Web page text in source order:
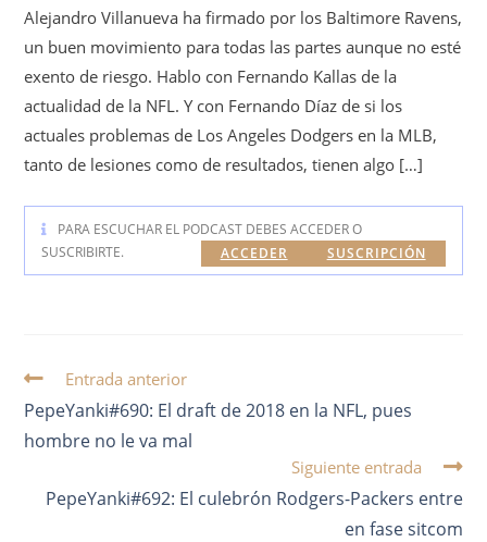
Alejandro Villanueva ha firmado por los Baltimore Ravens,
un buen movimiento para todas las partes aunque no esté
exento de riesgo. Hablo con Fernando Kallas de la
actualidad de la NFL. Y con Fernando Díaz de si los
actuales problemas de Los Angeles Dodgers en la MLB,
tanto de lesiones como de resultados, tienen algo […]
PARA ESCUCHAR EL PODCAST DEBES ACCEDER O
SUSCRIBIRTE.
SUSCRIPCIÓN
ACCEDER
Entrada anterior
PepeYanki#690: El draft de 2018 en la NFL, pues
hombre no le va mal
Siguiente entrada
PepeYanki#692: El culebrón Rodgers-Packers entre
en fase sitcom